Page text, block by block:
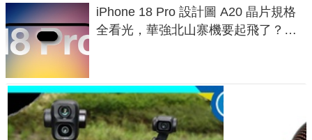
iPhone 18 Pro 設計圖 A20 晶片規格
全看光，華強北山寨機要起飛了？專